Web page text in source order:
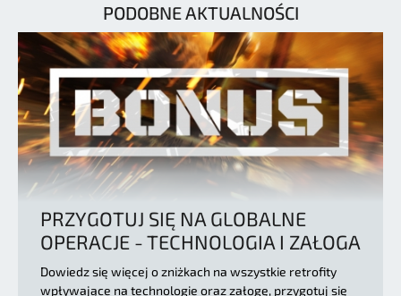
PODOBNE AKTUALNOŚCI
PRZYGOTUJ SIĘ NA GLOBALNE
OPERACJE - TECHNOLOGIA I ZAŁOGA
Dowiedz się więcej o zniżkach na wszystkie retrofity
wpływające na technologie oraz załogę, przygotuj się